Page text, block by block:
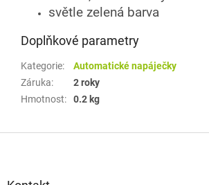
světle zelená barva
Doplňkové parametry
Kategorie:
Automatické napáječky
Záruka:
2 roky
Hmotnost: 0.2 kg